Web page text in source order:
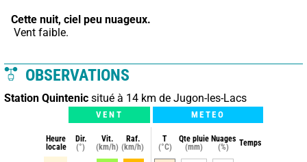
Cette nuit, ciel peu nuageux.
Vent faible.
OBSERVATIONS
Station Quintenic situé à 14 km de Jugon-les-Lacs
VENT METEO
Heure
locale
Dir.
(°)
Vit.
(km/h)
Raf.
(km/h)
T
(°C)
Qte pluie
(mm)
Nuages
(%)
Temps